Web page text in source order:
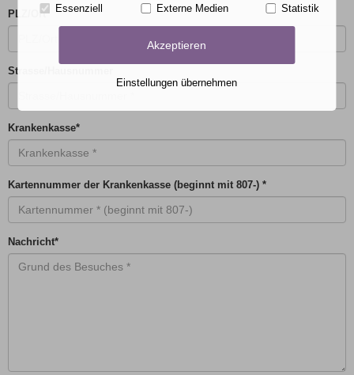
PLZ/Ort*
Strasse/Hausnummer
Krankenkasse*
Kartennummer der Krankenkasse (beginnt mit 807-) *
Nachricht*
Essenziell Externe Medien Statistik
Akzeptieren
Einstellungen übernehmen